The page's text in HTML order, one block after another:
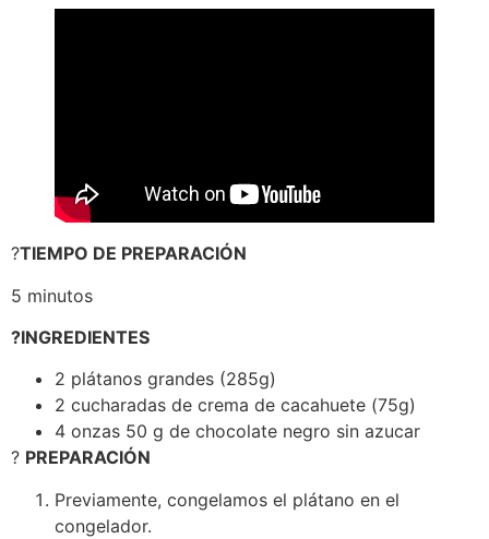
?TIEMPO DE PREPARACIÓN
5 minutos
?INGREDIENTES
2 plátanos grandes (285g)
2 cucharadas de crema de cacahuete (75g)
4 onzas 50 g de chocolate negro sin azucar
? PREPARACIÓN
Previamente, congelamos el plátano en el
congelador.